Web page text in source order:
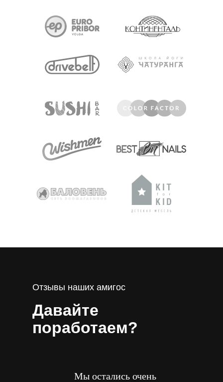
Давайте
поработаем?
Отзывы наших амигос
Мы остались очень